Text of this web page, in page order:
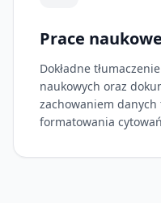
Prace
Dokładne
naukowych oraz
zachowaniem
formatowania